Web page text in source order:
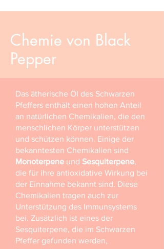
Chemie von Black
Pepper
Das ätherische Öl des Schwarzen
Pfeffers enthält einen hohen Anteil
an natürlichen Chemikalien, die den
menschlichen Körper unterstützen
und schützen können. Einige der
bekanntesten Chemikalien sind
Monoterpene und Sesquiterpene,
die für ihre antioxidative Wirkung bei
der Einnahme bekannt sind. Diese
Chemikalien tragen auch zur
Unterstützung des Immunsystems
bei. Zusätzlich ist eines der
Sesquiterpene, die im Schwarzen
Pfeffer gefunden werden,